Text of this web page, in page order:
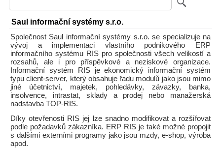
Saul informační systémy s.r.o.
Společnost Saul informační systémy s.r.o. se specializuje na
vývoj a implementaci vlastního podnikového ERP
informačního systému RIS pro společnosti všech velikostí a
rozsahů, ale i pro příspěvkové a neziskové organizace.
Informační systém RIS je ekonomický informační systém
typu client-server, který obsahuje řadu modulů jako jsou mimo
jiné účetnictví, majetek, pohledávky, závazky, banka,
insolvence, intrastat, sklady a prodej nebo manažerská
nadstavba TOP-RIS.
Díky otevřenosti RIS jej lze snadno modifikovat a rozšiřovat
podle požadavků zákazníka. ERP RIS je také možné propojit
s dalšími externími programy jako jsou mzdy, e-shop, výroba
apod.